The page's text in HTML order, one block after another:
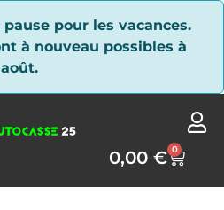
pour les vacances.
à nouveau possibles à
0,00€ 0
cookies